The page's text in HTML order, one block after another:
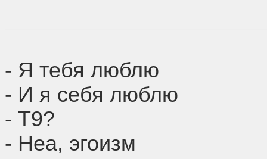
- Я тебя люблю
- И я себя люблю
- Т9?
- Неа, эгоизм